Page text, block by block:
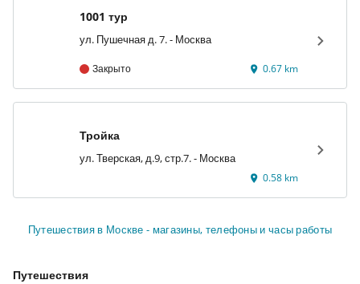
1001 тур
ул. Пушечная д. 7. - Москва
Закрыто 0.67 km
Тройка
ул. Тверская, д.9, стр.7. - Москва
0.58 km
Путешествия в Москве - магазины, телефоны и часы работы
Путешествия